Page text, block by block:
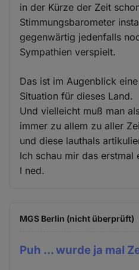
in der Kürze der Zeit
Stimmungsbarometer
gegenwärtig jedenfalls
Sympathien verspielt.
Das ist im Augenblick
Situation für dieses Land.
Und vielleicht muß man
immer zu allem zu aller
und diese lauthals
Ich schau mir das erstmal
I ned.
MGS Berlin (nicht überprüft)
Puh ... wurde ja mal